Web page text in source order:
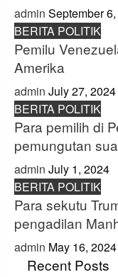
admin September
BERITA POLITIK
Pemilu
Amerika
admin July 27, 2024
BERITA POLITIK
Para pemilih di
pemungutan
admin July 1, 2024
BERITA POLITIK
Para sekutu
pengadilan
admin May 16, 2024
Recent Posts